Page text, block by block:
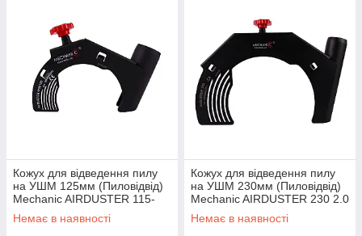
Кожух для відведення пилу
на УШМ 125мм (Пиловідвід)
Mechanic AIRDUSTER 115-
125
Немає в наявності
Кожух для відведення пилу
на УШМ 230мм (Пиловідвід)
Mechanic AIRDUSTER 230 2.0
Немає в наявності